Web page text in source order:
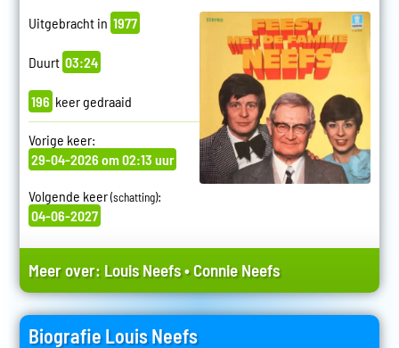
Uitgebracht in 1977
Duurt 03:24
196 keer gedraaid
Vorige keer:
29-04-2026 om 02:13 uur
Volgende keer(schatting):
04-06-2027
Meer over: Louis Neefs•Connie Neefs
Biografie Louis Neefs